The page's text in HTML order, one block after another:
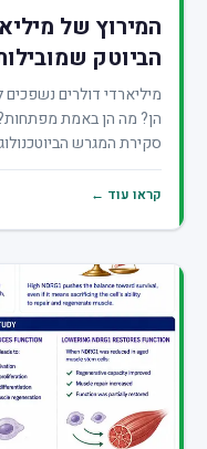
הביוטק שמובילות
מיליארדי דולרים
הן? מה הן באמת
סקירת המגרש
קראו עוד ←